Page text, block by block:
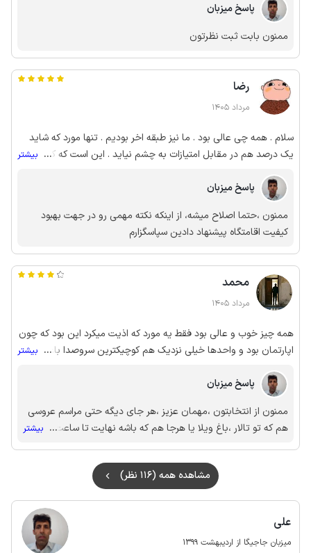
پاسخ میزبان
ممنون بابت ثبت نظرتون
رضا
مرداد 1405
سلام . همه چی عالی بود . ما نیز طبقه اخر بودیم . تنها مورد که شاید
یک درصد هم در مقابل امتیازات به چشم نیاید . این است که کف
به زودی بر طرف شود
... بیشتر
پاسخ میزبان
ممنون ،حتما اصلاح میشه، از اینکه نکته مهمی رو در جهت بهبود
کیفیت اقامتگاه پیشنهاد دادین سپاسگزارم
محمد
مرداد 1405
همه چیز خوب و عالی بود فقط یه مورد که اذیت میکرد این بود که چون
اپارتمان بود و واحدها خیلی نزدیک هم کوچیکترین سروصدا باعث
... بیشتر
پاسخ میزبان
ممنون از انتخابتون ،مهمان عزیز ،هر جای دیگه حتی مراسم عروسی
هم که تو تالار ،باغ ویلا یا هرجا هم که باشه نهایت تا ساعت 12 ،،
نفرات بالا بماند موزیک هم بلند کردین و پنجره باز ،بهتون حق میدم
دوست دارین شاد باشین ولی انصافا ساعت 1/5شب که بهتون پیام
کویر ،آرامش اونجا بهم میریزه ،اینجا که آپارتمانه ،مهمان گرامی یه
گلایه کوچیک هم دارم ،همه مهمانان میگن سقف ستاره ها 5تاست
ولی ما میخوایم بیشتر ستاره بخصوص بابت نظافت بدیم ولی شما
... بیشتر
مشاهده همه (116 نظر)
علی
میزبان جاجیگا از اردیبهشت 1399